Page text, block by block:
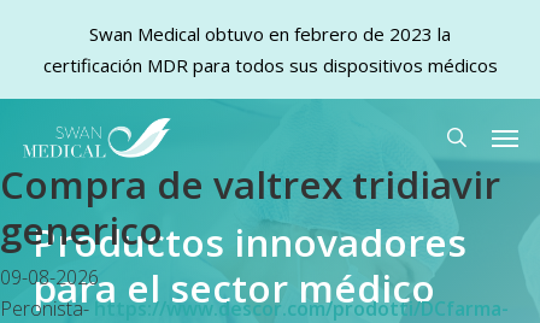
main
content
search
Compra de valtrex tridiavir
generico
09-08-2026
Peronista- https://www.descor.com/prodotti/DCfarma-
Productos innovadores
para el sector médico
Swan Medical obtuvo en febrero de 2023 la
certificación MDR para todos sus dispositivos médicos